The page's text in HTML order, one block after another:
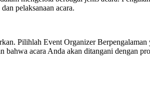
pelaksanaan acara.
Pilihlah Event Organizer
bahwa acara Anda akan ditangani dengan